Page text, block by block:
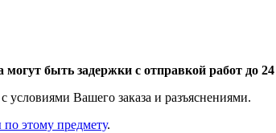
быть задержки с отправкой работ до
с условиями Вашего заказа и разъяснениями.
по этому предмету.